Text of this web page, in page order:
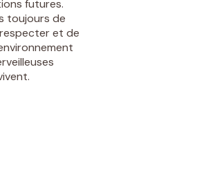
futures.
toujours de
et de